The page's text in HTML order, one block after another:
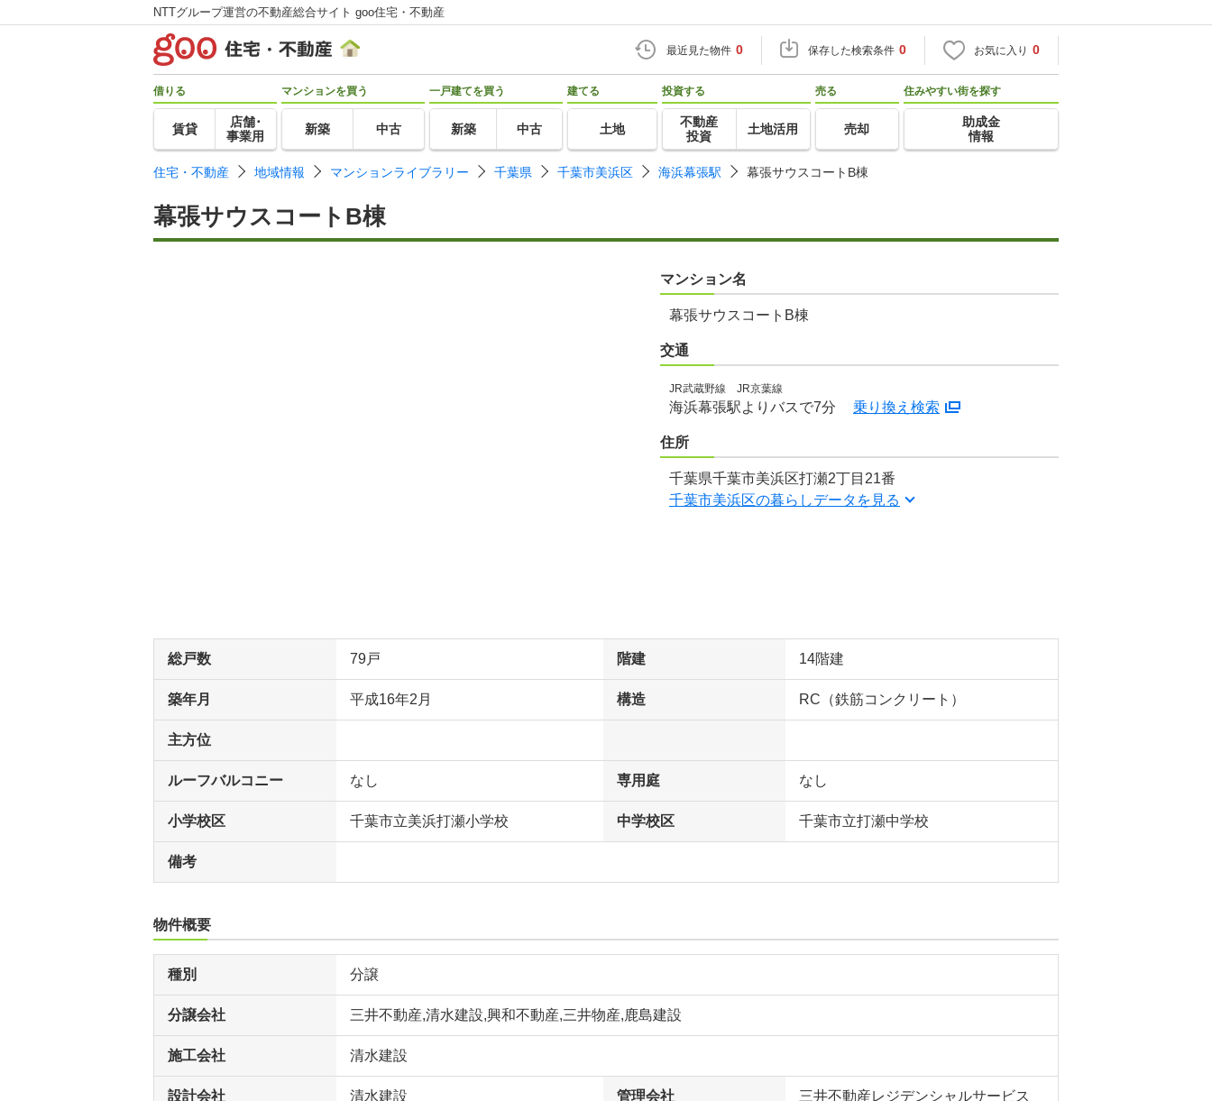
NTTグループ運営の不動産総合サイト goo住宅・不動産
最近見た物件 0 保存した検索条件 0 お気に入り 0
借りる
賃貸
店舗･
事業用
マンションを買う
新築 中古
一戸建てを買う
新築 中古
建てる
土地
投資する
不動産
投資
土地活用
売る
売却
住みやすい街を探す
助成金
情報
住宅・不動産 地域情報 マンションライブラリー 千葉県 千葉市美浜区 海浜幕張駅 幕張サウスコートB棟
幕張サウスコートB棟
マンション名
幕張サウスコートB棟
交通
JR武蔵野線 JR京葉線
海浜幕張駅よりバスで7分 乗り換え検索
住所
千葉県千葉市美浜区打瀬2丁目21番
千葉市美浜区の暮らしデータを見る
総戸数 79戸 階建 14階建
築年月 平成16年2月 構造 RC（鉄筋コンクリート）
主方位
ルーフバルコニー なし 専用庭 なし
小学校区 千葉市立美浜打瀬小学校 中学校区 千葉市立打瀬中学校
備考
物件概要
種別 分譲
分譲会社 三井不動産,清水建設,興和不動産,三井物産,鹿島建設
施工会社 清水建設
設計会社 清水建設 管理会社 三井不動産レジデンシャルサービス